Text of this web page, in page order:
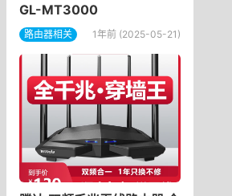
GL-MT3000
路由器相关 1年前 (2025-05-21)